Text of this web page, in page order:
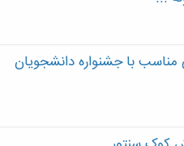
با جشنواره دانشجویان